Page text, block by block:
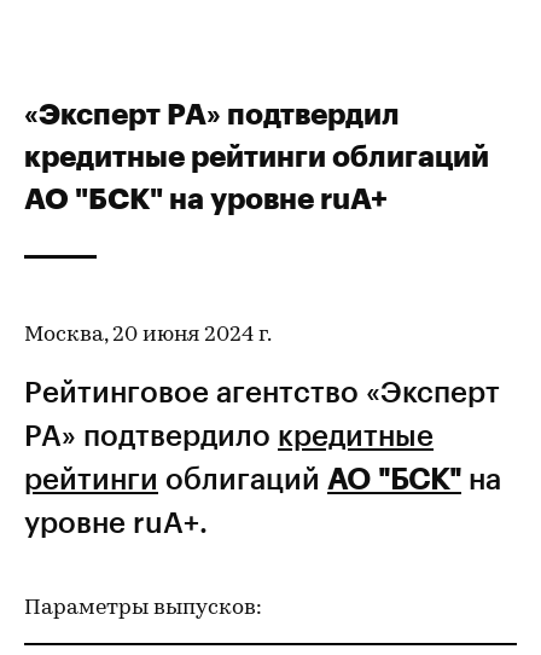
«Эксперт РА» подтвердил
кредитные рейтинги облигаций
АО "БСК" на уровне ruA+
Москва, 20 июня 2024 г.
Рейтинговое агентство «Эксперт
РА» подтвердило кредитные
рейтинги облигаций АО "БСК" на
уровне ruA+.
Параметры выпусков: